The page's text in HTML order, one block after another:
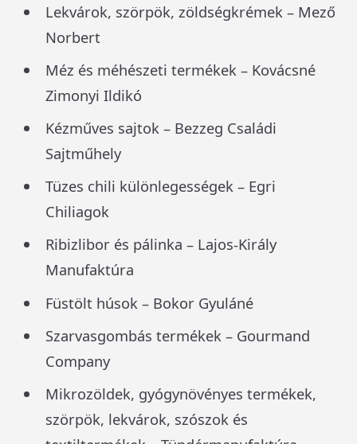
Lekvárok, szörpök, zöldségkrémek – Mező
Norbert
Méz és méhészeti termékek – Kovácsné
Zimonyi Ildikó
Kézműves sajtok – Bezzeg Családi
Sajtműhely
Tüzes chili különlegességek – Egri
Chiliagok
Ribizlibor és pálinka – Lajos-Király
Manufaktúra
Füstölt húsok – Bokor Gyuláné
Szarvasgombás termékek – Gourmand
Company
Mikrozöldek, gyógynövényes termékek,
szörpök, lekvárok, szószok és